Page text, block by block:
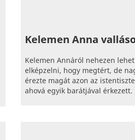
Kelemen Anna
Kelemen Annáról nehezen lehet
elképzelni, hogy megtért, de
érezte magát azon az
ahová egyik barátjával érkezett.